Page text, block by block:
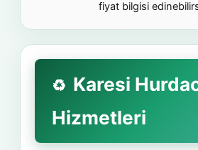
fiyat bilgisi
Karesi
Hizmetleri